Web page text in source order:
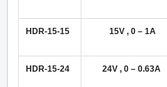
HDR-15-15 15V , 0 – 1A
HDR-15-24 24V , 0 – 0.63A